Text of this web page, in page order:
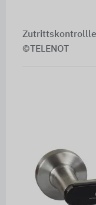
©TELENOT